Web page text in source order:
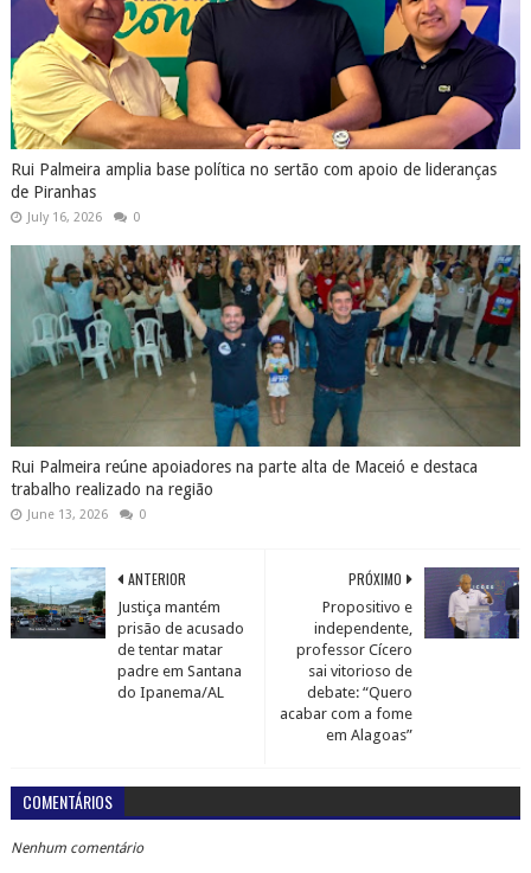
Rui Palmeira amplia base política no sertão com apoio de lideranças
de Piranhas
July 16, 2026 0
Rui Palmeira reúne apoiadores na parte alta de Maceió e destaca
trabalho realizado na região
June 13, 2026 0
PRÓXIMO
Propositivo e
independente,
professor Cícero
sai vitorioso de
debate: “Quero
acabar com a fome
em Alagoas”
ANTERIOR
Justiça mantém
prisão de acusado
de tentar matar
padre em Santana
do Ipanema/AL
COMENTÁRIOS
Nenhum comentário